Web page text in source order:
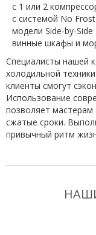
с 1 или 2
с системой No
модели Side-by-Side
винные шкафы и
Специалисты нашей
холодильной
клиенты смогут
Использование
позволяет
сжатые сроки.
привычный ритм